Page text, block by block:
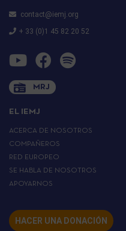
contact@iemj.org
+ 33 (0)1 45 82 20 52
MRJ
EL IEMJ
ACERCA DE NOSOTROS
COMPAÑEROS
RED EUROPEO
SE HABLA DE NOSOTROS
APOYARNOS
HACER UNA DONACIÓN